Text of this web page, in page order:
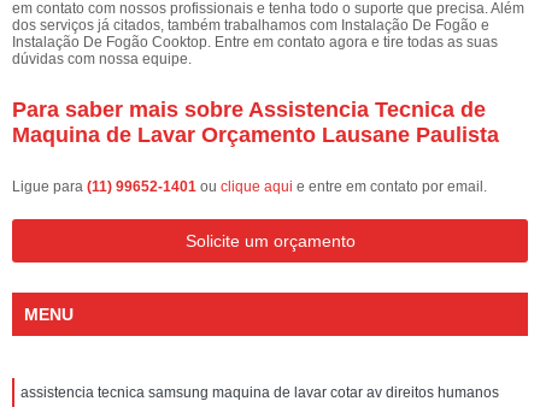
em contato com nossos profissionais e tenha todo o suporte que precisa. Além
dos serviços já citados, também trabalhamos com Instalação De Fogão e
Instalação De Fogão Cooktop. Entre em contato agora e tire todas as suas
dúvidas com nossa equipe.
Para saber mais sobre Assistencia Tecnica de
Maquina de Lavar Orçamento Lausane Paulista
Ligue para (11) 99652-1401 ou clique aqui e entre em contato por email.
Solicite um orçamento
MENU
assistencia tecnica samsung maquina de lavar cotar av direitos humanos